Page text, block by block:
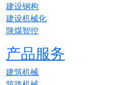
建设钢构
建设机械化
陕煤智控
产品服务
建筑机械